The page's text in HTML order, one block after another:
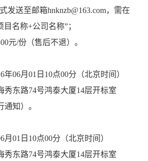
发送至邮箱hnknzb@163.com，需在
名称+公司名称”；
元/份（售后不退）。
年06月01日10点00分（北京时间）
秀东路74号鸿泰大厦14层开标室
知）。
月01日10点00分（北京时间）
秀东路74号鸿泰大厦14层开标室